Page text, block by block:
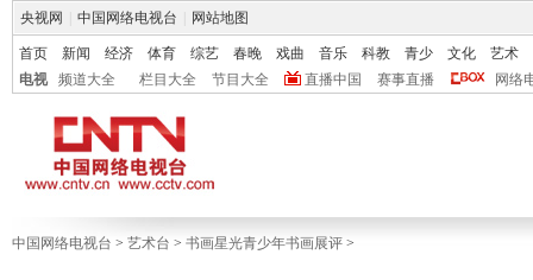
央视网 中国网络电视台 网站地图
首页 新闻 经济 体育 综艺 春晚 戏曲 音乐 科教 青少 文化
艺术
电视
频道大全 栏目大全 节目大全 直播中国 赛事直播 网络
中国网络电视台 > 艺术台 > 书画星光青少年书画展评 >